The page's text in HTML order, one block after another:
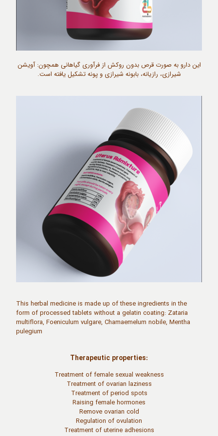
این دارو به صورت قرص بدون روکش از فرآوری گیاهانی همچون: آویشن
شیرازی، رازیانه، بابونه شیرازی و پونه تشکیل یافته است.
This herbal medicine is made up of these ingredients in the
form of processed tablets without a gelatin coating: Zataria
multiflora, Foeniculum vulgare, Chamaemelum nobile, Mentha
pulegium
Therapeutic properties:
Treatment of female sexual weakness
Treatment of ovarian laziness
Treatment of period spots
Raising female hormones
Remove ovarian cold
Regulation of ovulation
Treatment of uterine adhesions